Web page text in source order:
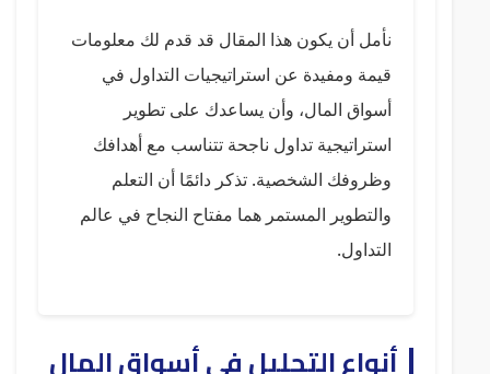
نأمل أن يكون هذا المقال قد قدم لك معلومات
قيمة ومفيدة عن استراتيجيات التداول في
أسواق المال، وأن يساعدك على تطوير
استراتيجية تداول ناجحة تتناسب مع أهدافك
وظروفك الشخصية. تذكر دائمًا أن التعلم
والتطوير المستمر هما مفتاح النجاح في عالم
التداول.
أنواع التحليل في أسواق المال